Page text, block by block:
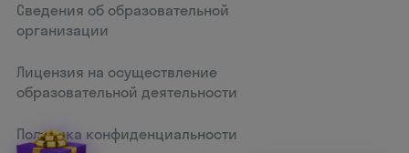
Сведения об образовательной
организации
Лицензия на осуществление
образовательной деятельности
Политика конфиденциальности